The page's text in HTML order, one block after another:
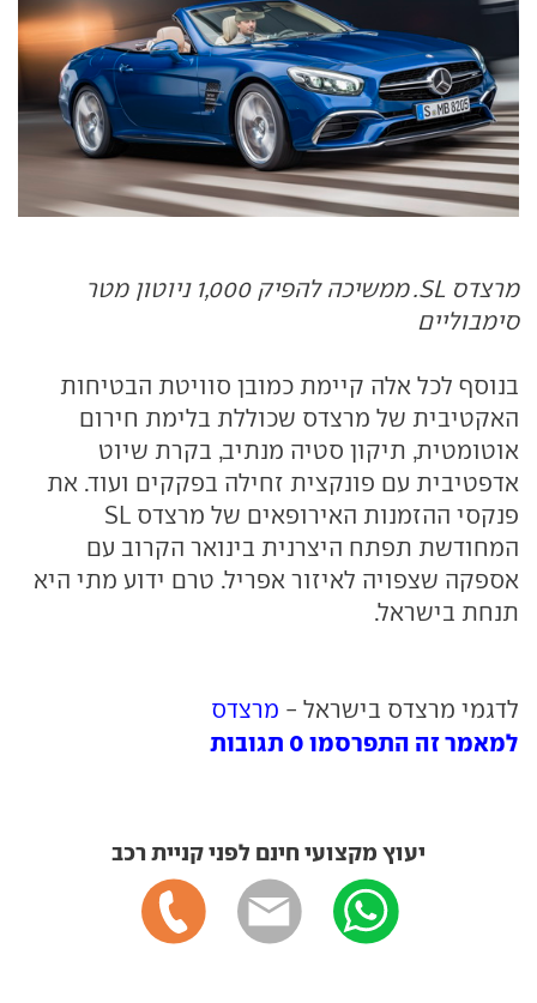
מרצדס SL. ממשיכה להפיק 1,000 ניוטון מטר
סימבוליים
בנוסף לכל אלה קיימת כמובן סוויטת הבטיחות
האקטיבית של מרצדס שכוללת בלימת חירום
אוטומטית, תיקון סטיה מנתיב, בקרת שיוט
אדפטיבית עם פונקצית זחילה בפקקים ועוד. את
פנקסי ההזמנות האירופאים של מרצדס SL
המחודשת תפתח היצרנית בינואר הקרוב עם
אספקה שצפויה לאיזור אפריל. טרם ידוע מתי היא
תנחת בישראל.
לדגמי מרצדס בישראל - מרצדס
למאמר זה התפרסמו 0 תגובות
יעוץ מקצועי חינם לפני קניית רכב